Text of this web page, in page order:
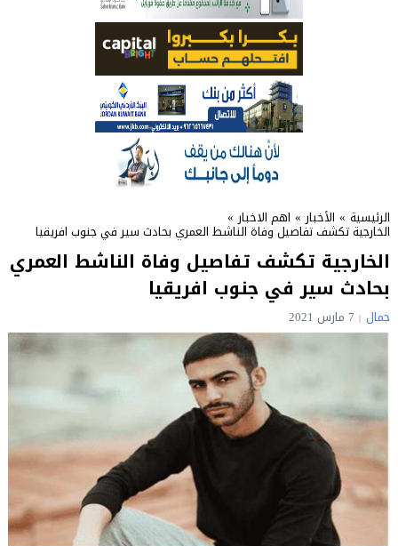
حملة للتبرع بالدم في جامعة الزيتونة الأردنية
الرئيسية » الأخبار » اهم الاخبار »
الخارجية تكشف تفاصيل وفاة الناشط العمري بحادث سير في جنوب افريقيا
الخارجية تكشف تفاصيل وفاة الناشط العمري
بحادث سير في جنوب افريقيا
جمال 7 مارس 2021